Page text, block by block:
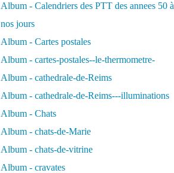
Album - Calendriers des PTT des annees 50 à
nos jours
Album - Cartes postales
Album - cartes-postales--le-thermometre-
Album - cathedrale-de-Reims
Album - cathedrale-de-Reims---illuminations
Album - Chats
Album - chats-de-Marie
Album - chats-de-vitrine
Album - cravates